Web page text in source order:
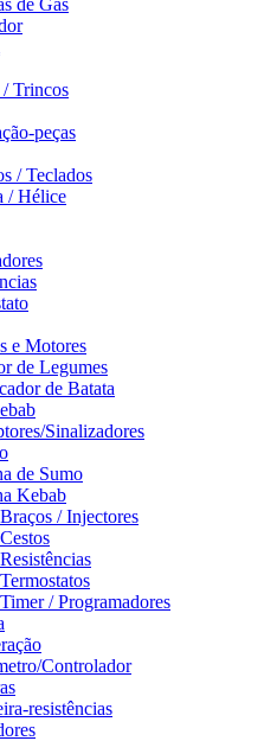
de Gás
/ Trincos
peças
/ Teclados
/ Hélice
e Motores
de Legumes
de Batata
Sinalizadores
de Sumo
Kebab
/ Injectores
/ Programadores
Controlador
resistências